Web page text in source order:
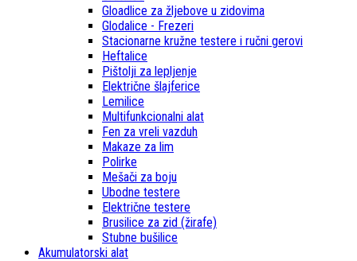
Gloadlice za žljebove u zidovima
Glodalice - Frezeri
Stacionarne kružne testere i ručni gerovi
Heftalice
Pištolji za lepljenje
Električne šlajferice
Lemilice
Multifunkcionalni alat
Fen za vreli vazduh
Makaze za lim
Polirke
Mešači za boju
Ubodne testere
Električne testere
Brusilice za zid (žirafe)
Stubne bušilice
Akumulatorski alat